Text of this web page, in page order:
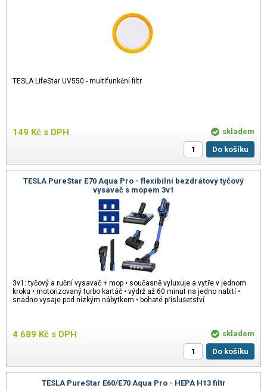
TESLA LifeStar UV550 - multifunkční filtr
149 Kč s DPH
skladem
Do košíku
TESLA PureStar E70 Aqua Pro - flexibilní bezdrátový tyčový
vysavač s mopem 3v1
3v1: tyčový a ruční vysavač + mop • současně vyluxuje a vytře v jednom
kroku • motorizovaný turbo kartáč • výdrž až 60 minut na jedno nabití •
snadno vysaje pod nízkým nábytkem • bohaté příslušetství
4 689 Kč s DPH
skladem
Do košíku
TESLA PureStar E60/E70 Aqua Pro - HEPA H13 filtr